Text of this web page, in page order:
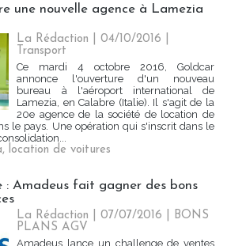
une nouvelle agence à Lamezia
La Rédaction | 04/10/2016
Transport
Ce mardi 4 octobre 2016, Goldcar
annonce l'ouverture d'un nouveau
bureau à l'aéroport international de
Lamezia, en Calabre (Italie). Il s'agit de la
20e agence de la société de location de
le pays. Une opération qui s'inscrit dans le
, location de voitures
: Amadeus fait gagner des bons
La Rédaction | 07/07/2016
BONS
PLANS AGV
Amadeus lance un challenge de ventes